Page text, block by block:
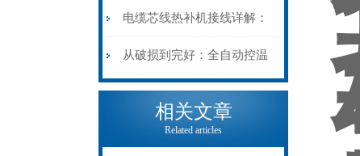
断逻辑
辑
工作原理：揭秘高效润滑的
机械密码
电缆芯线热补机接线详解：
从入门到精通
从破损到完好：全自动控温
电缆热补机的核心价值
相关文章
Related articles